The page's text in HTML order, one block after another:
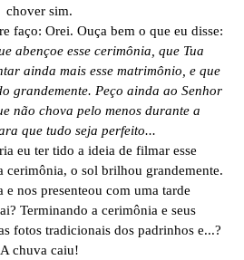
chover sim.
faço: Orei. Ouça bem o que eu disse:
abençoe esse cerimônia, que Tua
ainda mais esse matrimônio, e que
grandemente. Peço ainda ao Senhor
não chova pelo menos durante a
que tudo seja perfeito...
eu ter tido a ideia de filmar esse
cerimônia, o sol brilhou grandemente.
e nos presenteou com uma tarde
Terminando a cerimônia e seus
fotos tradicionais dos padrinhos e...?
A chuva caiu!